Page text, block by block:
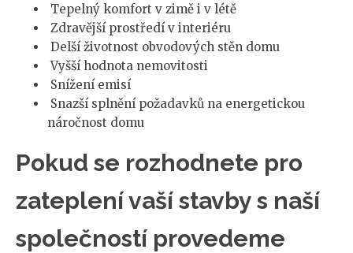
Tepelný komfort v zimě i v létě
Zdravější prostředí v interiéru
Delší životnost obvodových stěn domu
Vyšší hodnota nemovitosti
Snížení emisí
Snazší splnění požadavků na energetickou
náročnost domu
Pokud se rozhodnete pro
zateplení vaší stavby s naší
společností provedeme